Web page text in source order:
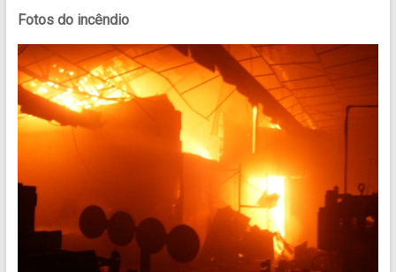
Fotos do incêndio